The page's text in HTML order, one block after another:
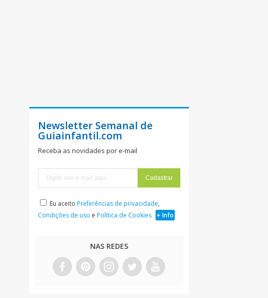
Newsletter Semanal de
Guiainfantil.com
Receba as novidades por e-mail
Eu aceito Preferências de privacidade,
Condições de uso e Política de Cookies + Info
NAS REDES